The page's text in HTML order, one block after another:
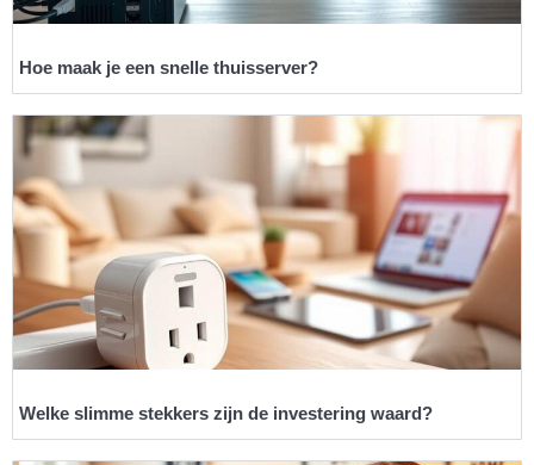
Hoe maak je een snelle thuisserver?
Welke slimme stekkers zijn de investering waard?